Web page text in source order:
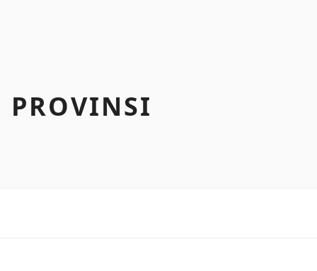
PROVINSI